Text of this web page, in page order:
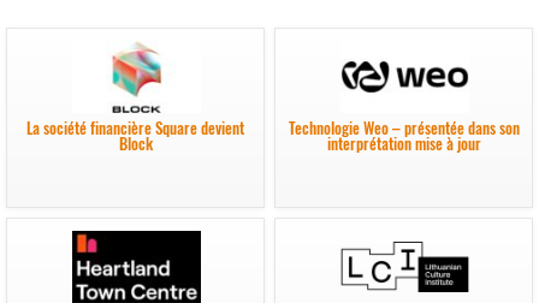
La société financière Square devient
Block
Technologie Weo – présentée dans son
interprétation mise à jour